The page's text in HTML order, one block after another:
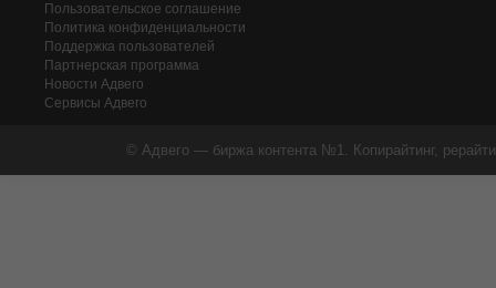
Пользовательское соглашение
Политика конфиденциальности
Поддержка пользователей
Партнерская программа
Новости Адвего
Сервисы Адвего
© Адвего — биржа контента №1. Копирайтинг,